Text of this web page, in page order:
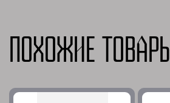
Похожие товары